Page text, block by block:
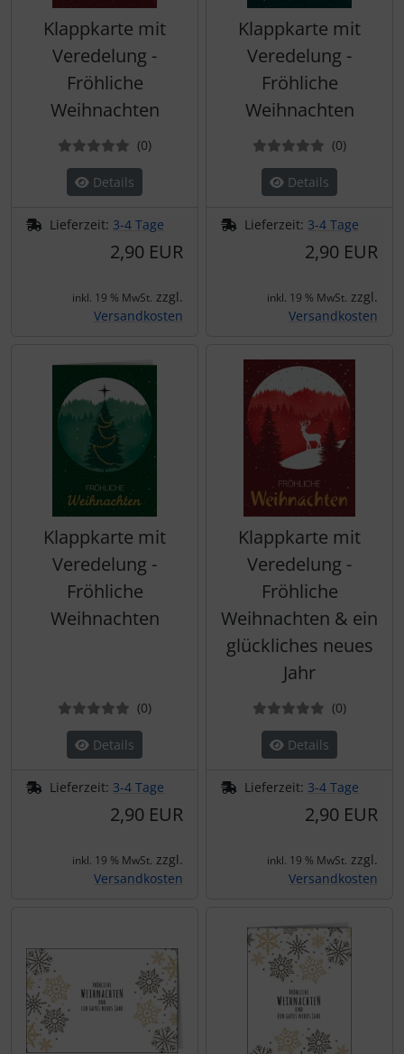
Klappkarte mit
Veredelung -
Fröhliche
Weihnachten
(0Bewertungen
)
Details
Lieferzeit: 3-4 Tage
2,90 EUR
inkl. 19 % MwSt. zzgl.
Versandkosten
Klappkarte mit
Veredelung -
Fröhliche
Weihnachten
(0)
Details
Lieferzeit: 3-4 Tage
2,90 EUR
inkl. 19 % MwSt. zzgl.
Versandkosten
Klappkarte mit
Veredelung -
Fröhliche
Weihnachten
(0Bewertungen
)
Details
Lieferzeit: 3-4 Tage
2,90 EUR
inkl. 19 % MwSt. zzgl.
Versandkosten
Klappkarte mit
Veredelung -
Fröhliche
Weihnachten & ein
glückliches neues
Jahr
(0)
Details
Lieferzeit: 3-4 Tage
2,90 EUR
inkl. 19 % MwSt. zzgl.
Versandkosten